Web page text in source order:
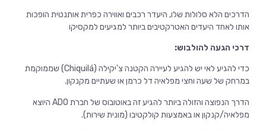
הדרכים הלא סלולות שלו, היעדר רכבים ואווירה כפרית אותנטית הופכות
אותו לאחד היעדים האטרקטיבים ביותר למגיעים למקסיקו
דרכי הגעה להולבוש:
כדי להגיע לאי יש להגיע לעיירה הקטנה צ'יקילה (Chiquilá) שממוקמת
במרחק של שעה וחצי מפלאיה דל כרמן או שעתיים מקנקון.
הדרך הנפוצה והזולה ביותר להגיע זה באוטובוס של חברת ADO היוצא
מפלאיה/קנקון או באמצעות קולקטיבו (מונית שירות).